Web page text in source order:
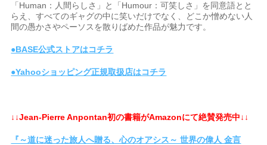
「Human：人間らしさ」と「Humour：可笑しさ」を同意語とと
らえ、すべてのギャグの中に笑いだけでなく、どこか憎めない人
間の愚かさやペーソスを散りばめた作品が魅力です。
●BASE公式ストアはコチラ
●Yahooショッピング正規取扱店はコチラ
↓↓Jean-Pierre Anpontan初の書籍がAmazonにて絶賛発売中↓↓
『～道に迷った旅人へ贈る、心のオアシス～ 世界の偉人 金言